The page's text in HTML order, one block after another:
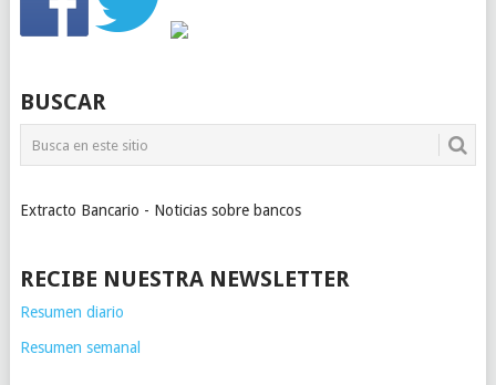
BUSCAR
Extracto Bancario - Noticias sobre bancos
RECIBE NUESTRA NEWSLETTER
Resumen diario
Resumen semanal